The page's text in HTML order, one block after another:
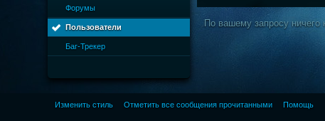
Форумы
Пользователи
Баг-Трекер
По вашему запросу ничего
Изменить стиль Отметить все сообщения прочитанными Помощь